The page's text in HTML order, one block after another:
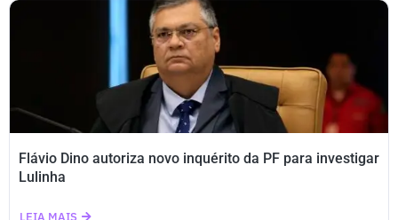
Flávio Dino autoriza novo inquérito da PF para investigar
Lulinha
LEIA MAIS